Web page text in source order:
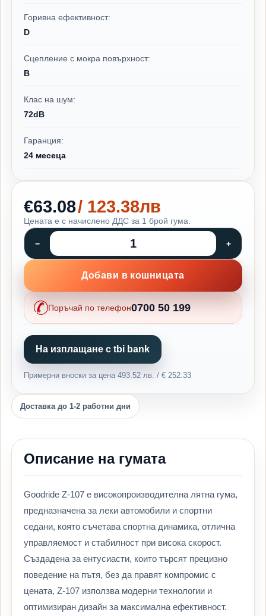
Горивна ефективност:
D
Сцепление с мокра повърхност:
B
Клас на шум:
72dB
Гаранция:
24 месеца
€63.08/ 123.38лв
Цената е с начислено ДДС за 1 брой гума.
Добави в кошницата
Поръчай по телефон0700 50 199
На изплащане с tbi bank
Примерни вноски за цена 493.52 лв. / € 252.33
Доставка до 1-2 работни дни
Описание на гумата
Goodride Z-107 е високопроизводителна лятна гума,
предназначена за леки автомобили и спортни
седани, която съчетава спортна динамика, отлична
управляемост и стабилност при висока скорост.
Създадена за ентусиасти, които търсят прецизно
поведение на пътя, без да правят компромис с
цената, Z-107 използва модерни технологии и
оптимизиран дизайн за максимална ефективност.